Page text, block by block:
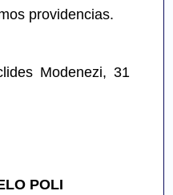
providencias.
Modenezi, 31
POLI